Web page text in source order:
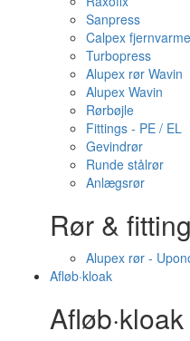
Sanpress
Calpex fjernvarme
Turbopress
Alupex rør Wavin
Alupex Wavin
Rørbøjle
Fittings - PE / EL
Gevindrør
Runde stålrør
Anlægsrør
Rør &
Alupex rør -
Afløb·kloak